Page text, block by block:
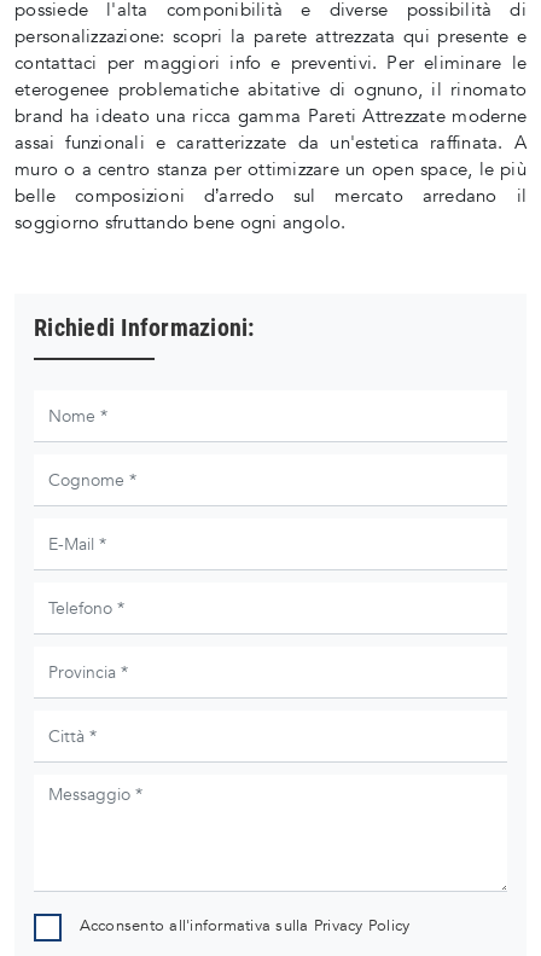
possiede l'alta componibilità e diverse possibilità di
personalizzazione: scopri la parete attrezzata qui presente e
contattaci per maggiori info e preventivi. Per eliminare le
eterogenee problematiche abitative di ognuno, il rinomato
brand ha ideato una ricca gamma Pareti Attrezzate moderne
assai funzionali e caratterizzate da un'estetica raffinata. A
muro o a centro stanza per ottimizzare un open space, le più
belle composizioni d’arredo sul mercato arredano il
soggiorno sfruttando bene ogni angolo.
Richiedi Informazioni:
Acconsento all'informativa sulla Privacy Policy